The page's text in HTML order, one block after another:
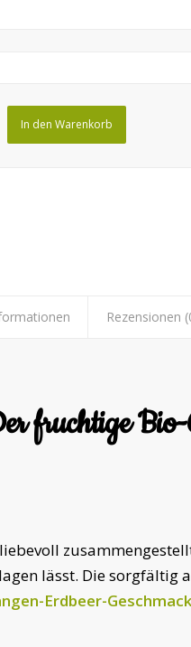
In den Warenkorb
Rezensionen
fruchtige Bio-
lässt. Die sorgfältig
Erdbeer-Geschmack